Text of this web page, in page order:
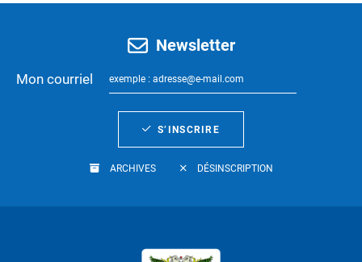
Newsletter
Mon courriel
S’INSCRIRE
ARCHIVES DÉSINSCRIPTION